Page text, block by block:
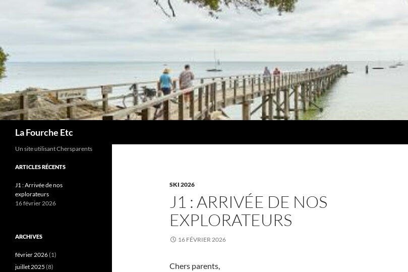
La Fourche Etc
SKI 2026
J1 : ARRIVÉE DE NOS
EXPLORATEURS
16 FÉVRIER 2026
Chers parents,
Un site utilisant Chersparents
ARTICLES RÉCENTS
J1 : Arrivée de nos
explorateurs
16 février 2026
ARCHIVES
février 2026(1)
juillet 2025 (8)